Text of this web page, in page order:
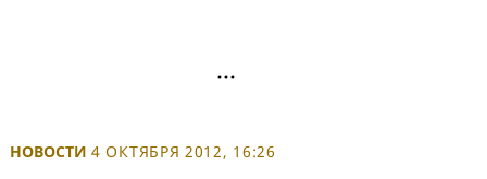
НОВОСТИ 4 ОКТЯБРЯ 2012, 16:26